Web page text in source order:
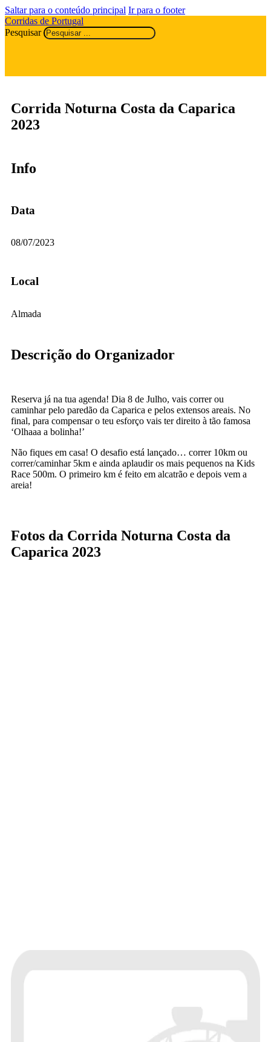
Saltar para o conteúdo principal Ir para o footer
Corridas de Portugal
Pesquisar
Corrida Noturna Costa da Caparica
2023
Info
Data
08/07/2023
Local
Almada
Descrição do Organizador
Reserva já na tua agenda! Dia 8 de Julho, vais correr ou
caminhar pelo paredão da Caparica e pelos extensos areais. No
final, para compensar o teu esforço vais ter direito à tão famosa
‘Olhaaa a bolinha!’
Não fiques em casa! O desafio está lançado… correr 10km ou
correr/caminhar 5km e ainda aplaudir os mais pequenos na Kids
Race 500m. O primeiro km é feito em alcatrão e depois vem a
areia!
Fotos da Corrida Noturna Costa da
Caparica 2023